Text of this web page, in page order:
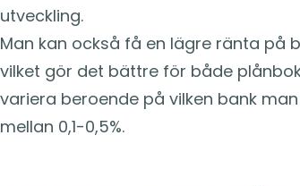
utveckling.
Man kan också få en lägre ränta på
vilket gör det bättre för både
variera beroende på vilken bank
mellan 0,1-0,5%.